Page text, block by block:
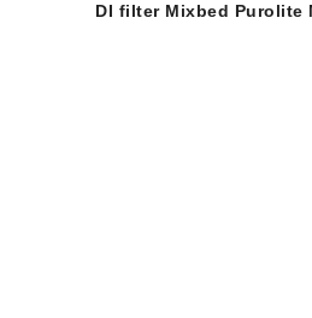
DI filter Mixbed Purolite